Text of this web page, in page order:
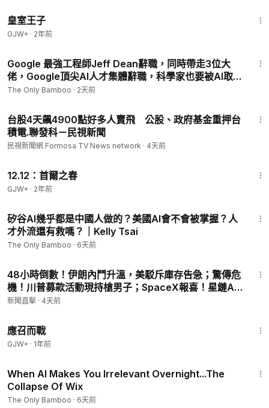
📢 免責聲明
TradingKey 提供某些投資產品的一般資訊。此資訊並不構成財
#英特爾 #INTC #谷歌 #Google #谷歌股價 #特斯拉 #TSLA
馬斯克 #Tesla #台積電
皇室王子
GJW+ · 2年前
Google 最強工程師Jeff Dean辭職，同時帶走3位大
佬，Google頂尖AI人才集體辭職，科學家也要被AI取代
了，AI自己搞科學的時代開始了
The Only Bamboo · 2天前
台股4天飆4900點好多人賣飛 公股、政府基金重押台
積電.聯發科－民視新聞
民視新聞網 Formosa TV News network · 4天前
12.12：首爾之春
GJW+ · 2年前
矽谷AI幾乎都是中國人做的？美國AI會不會被掌握？人
才外流還有救嗎？｜Kelly Tsai
The Only Bamboo · 6天前
48小時倒數！伊朗內鬥升溫，美駁斥庫存告急；驚傳危
機！川普募款活動現持槍男子；SpaceX報喜！星鏈AI
狂飆；越封越紅！竹知了成境外勢力？|【#新聞直擊】
新聞直擊 · 4天前
應召而戰
GJW+ · 1年前
When AI Makes You Irrelevant Overnight...The
Collapse Of Wix
The Only Bamboo · 6天前